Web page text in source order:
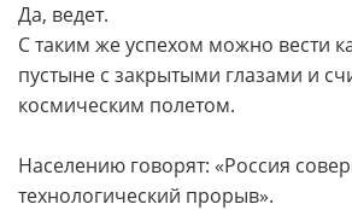
Да, ведет.
С таким же успехом можно вести
пустыне с закрытыми глазами и
космическим полетом.
Населению говорят: «Россия
технологический прорыв».